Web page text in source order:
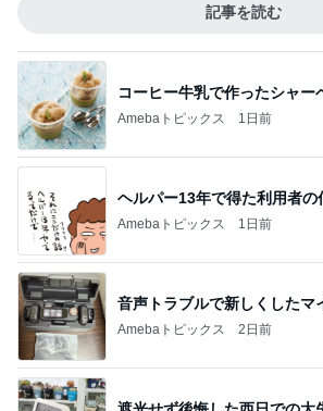
記事を読む
コーヒー牛乳で作ったシャー
Amebaトピックス 1日前
ヘルパー13年で得た利用者の
Amebaトピックス 1日前
音声トラブルで新しくしたマ
Amebaトピックス 2日前